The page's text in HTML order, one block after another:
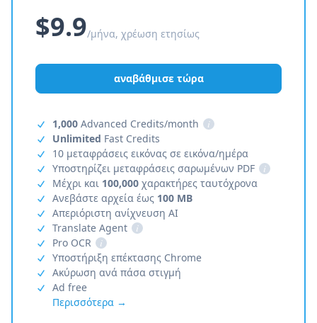
$9.9/μήνα, χρέωση ετησίως
αναβάθμισε τώρα
1,000 Advanced Credits/month
i
Unlimited Fast Credits
10 μεταφράσεις εικόνας σε εικόνα/ημέρα
Υποστηρίζει μεταφράσεις σαρωμένων PDF
i
Μέχρι και 100,000 χαρακτήρες ταυτόχρονα
Ανεβάστε αρχεία έως 100 MB
Απεριόριστη ανίχνευση AI
Translate Agent
i
Pro OCR
i
Υποστήριξη επέκτασης Chrome
Ακύρωση ανά πάσα στιγμή
Ad free
Περισσότερα →